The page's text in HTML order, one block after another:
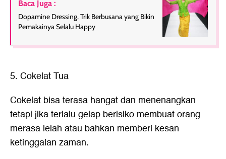
Baca Juga :
Dopamine Dressing, Trik Berbusana yang Bikin
Pemakainya Selalu Happy
5. Cokelat Tua
Cokelat bisa terasa hangat dan menenangkan
tetapi jika terlalu gelap berisiko membuat orang
merasa lelah atau bahkan memberi kesan
ketinggalan zaman.